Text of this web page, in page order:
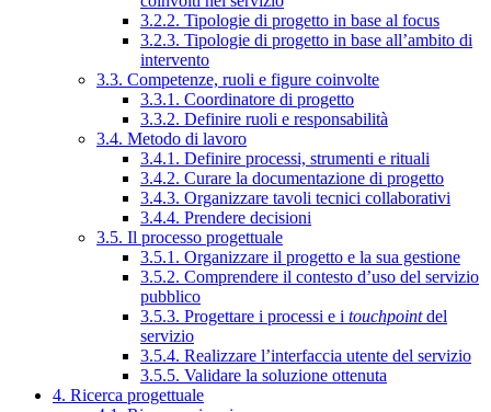
3.2.2. Tipologie di progetto in base al focus
3.2.3. Tipologie di progetto in base all’ambito di
intervento
3.3. Competenze, ruoli e figure coinvolte
3.3.1. Coordinatore di progetto
3.3.2. Definire ruoli e responsabilità
3.4. Metodo di lavoro
3.4.1. Definire processi, strumenti e rituali
3.4.2. Curare la documentazione di progetto
3.4.3. Organizzare tavoli tecnici collaborativi
3.4.4. Prendere decisioni
3.5. Il processo progettuale
3.5.1. Organizzare il progetto e la sua gestione
3.5.2. Comprendere il contesto d’uso del servizio
pubblico
3.5.3. Progettare i processi e i touchpointdel
servizio
3.5.4. Realizzare l’interfaccia utente del servizio
3.5.5. Validare la soluzione ottenuta
4. Ricerca progettuale